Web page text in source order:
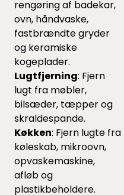
rengøring af badekar,
ovn, håndvaske,
fastbrændte gryder
og keramiske
kogeplader.
Lugtfjerning: Fjern
lugt fra møbler,
bilsæder, tæpper og
skraldespande.
Køkken: Fjern lugte fra
køleskab, mikroovn,
opvaskemaskine,
afløb og
plastikbeholdere.